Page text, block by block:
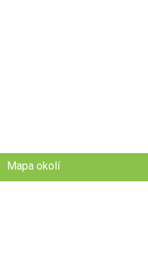
Mapa okolí